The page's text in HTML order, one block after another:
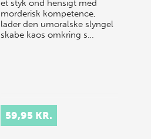
et styk ond hensigt med
morderisk kompetence,
lader den umoralske slyngel
skabe kaos omkring s…
59,95 KR.